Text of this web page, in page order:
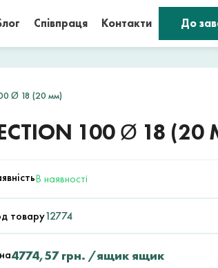
Співпраця Контакти До
Ø 18 (20 мм)
100 Ø 18
В наявності
товару12774
4774,57грн. /ящик ящик